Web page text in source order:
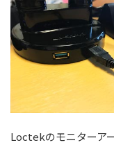
Loctekのモニターア